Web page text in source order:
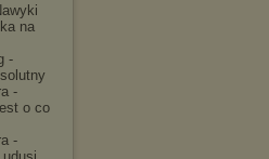
na
-
-
o co
-